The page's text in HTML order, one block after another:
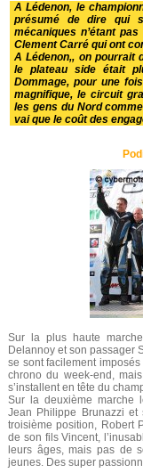
A Lédenon, le
présumé de dire qui
mécaniques n’étant
Clement Carré qui ont
A Lédenon,, on pourrait
le plateau side était
Dommage, pour une
magnifique, le circuit
les gens du Nord
vai que le coût des
Sur la plus haute
Delannoy et son passager
se sont facilement
chrono du week-end,
s’installent en tête du
Sur la deuxième marche
Jean Philippe Brunazzi et
troisième position, Robert
de son fils Vincent,
leurs âges, mais pas de
jeunes. Des super